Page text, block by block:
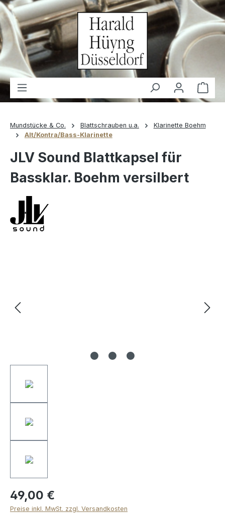
springen
Mundstücke & Co. Blattschrauben u.a.
Klarinette Boehm
Alt/Kontra/Bass-Klarinette
JLV Sound Blattkapsel für
Bassklar. Boehm versilbert
49,00 €
Preise inkl. MwSt. zzgl. Versandkosten